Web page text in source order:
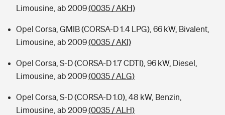
Limousine, ab 2009(0035 / AKH)
Opel Corsa, GMIB (CORSA-D 1.4 LPG), 66 kW, Bivalent,
Limousine, ab 2009(0035 / AKI)
Opel Corsa, S-D (CORSA-D 1.7 CDTI), 96 kW, Diesel,
Limousine, ab 2009(0035 / ALG)
Opel Corsa, S-D (CORSA-D 1.0), 48 kW, Benzin,
Limousine, ab 2009(0035 / ALH)